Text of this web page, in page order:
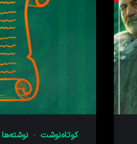
کوتاه‌نوشت نوشته‌ها